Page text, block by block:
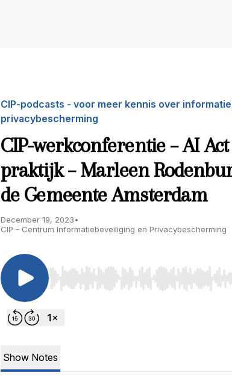
CIP-podcasts - voor meer kennis over
privacybescherming
CIP-werkconferentie – AI
praktijk – Marleen
de Gemeente Amsterdam
December 19, 2023•
CIP - Centrum Informatiebeveiliging en Privacybescherming
Use Left/Right to seek, Home/End to
Show Notes